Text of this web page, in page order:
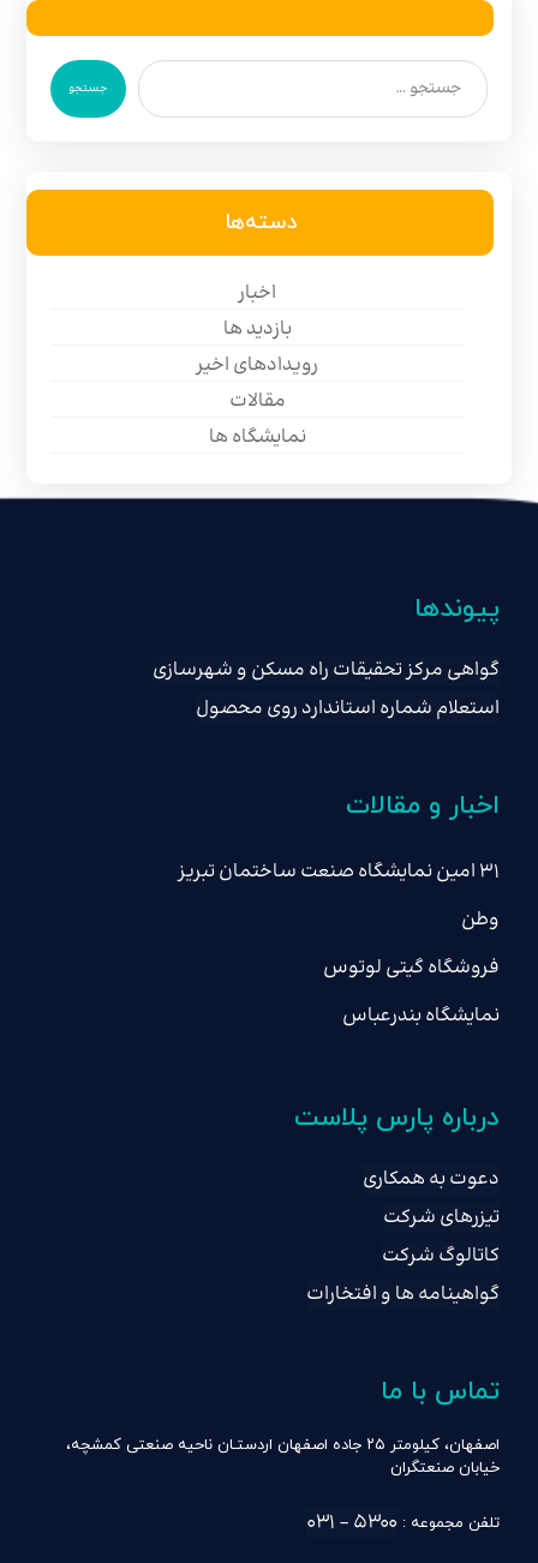
جستجو
دسته‌ها
اخبار
بازدید ها
رویدادهای اخیر
مقالات
نمایشگاه ها
پیوندها
گواهی مرکز تحقیقات راه مسکن و شهرسازی
استعلام شماره استاندارد روی محصول
اخبار و مقالات
۳۱ امین نمایشگاه صنعت ساختمان تبریز
وطن
فروشگاه گیتی لوتوس
نمایشگاه بندرعباس
درباره پارس پلاست
دعوت به همکاری
تیزرهای شرکت
کاتالوگ شرکت
گواهینامه ها و افتخارات
تماس با ما
اصفهان، کیلومتر ۲۵ جاده اصفهان اردستـان ناحیه صنعتی کمشچه،
خیابان صنعتگران
تلفن مجموعه : ۵۳۰۰ – ۰۳۱